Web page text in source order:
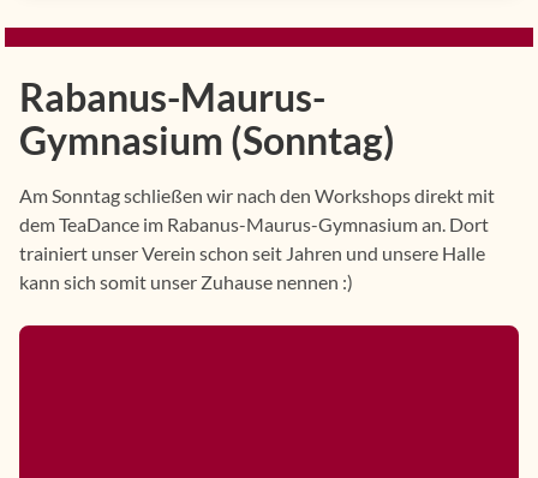
Rabanus-Maurus-
Gymnasium (Sonntag)
Am Sonntag schließen wir nach den Workshops direkt mit
dem TeaDance im Rabanus-Maurus-Gymnasium an. Dort
trainiert unser Verein schon seit Jahren und unsere Halle
kann sich somit unser Zuhause nennen :)